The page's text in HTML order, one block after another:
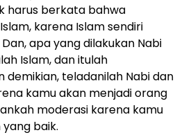
harus berkata bahwa
karena Islam sendiri
Dan, apa yang dilakukan Nabi
Islam, dan itulah
demikian, teladanilah Nabi dan
kamu akan menjadi orang
moderasi karena kamu
baik.